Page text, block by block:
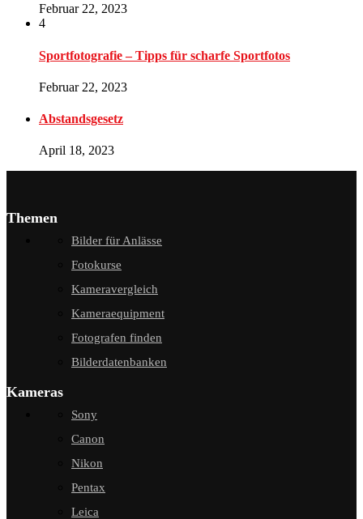
Februar 22, 2023
4
Sportfotografie – Tipps für scharfe Sportfotos
Februar 22, 2023
Abstandsgesetz
April 18, 2023
Themen
Bilder für Anlässe
Fotokurse
Kameravergleich
Kameraequipment
Fotografen finden
Bilderdatenbanken
Kameras
Sony
Canon
Nikon
Pentax
Leica